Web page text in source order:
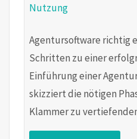
Nutzung
Agentursoftware richtig
Schritten zu einer
Einführung einer
skizziert die nötigen
Klammer zu